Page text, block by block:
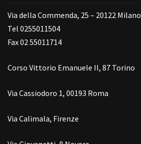
Via della Commenda, 25 – 20122 Milano
Tel 0255011504
Fax 02 55011714
Corso Vittorio Emanuele II, 87 Torino
Via Cassiodoro 1, 00193 Roma
Via Calimala, Firenze